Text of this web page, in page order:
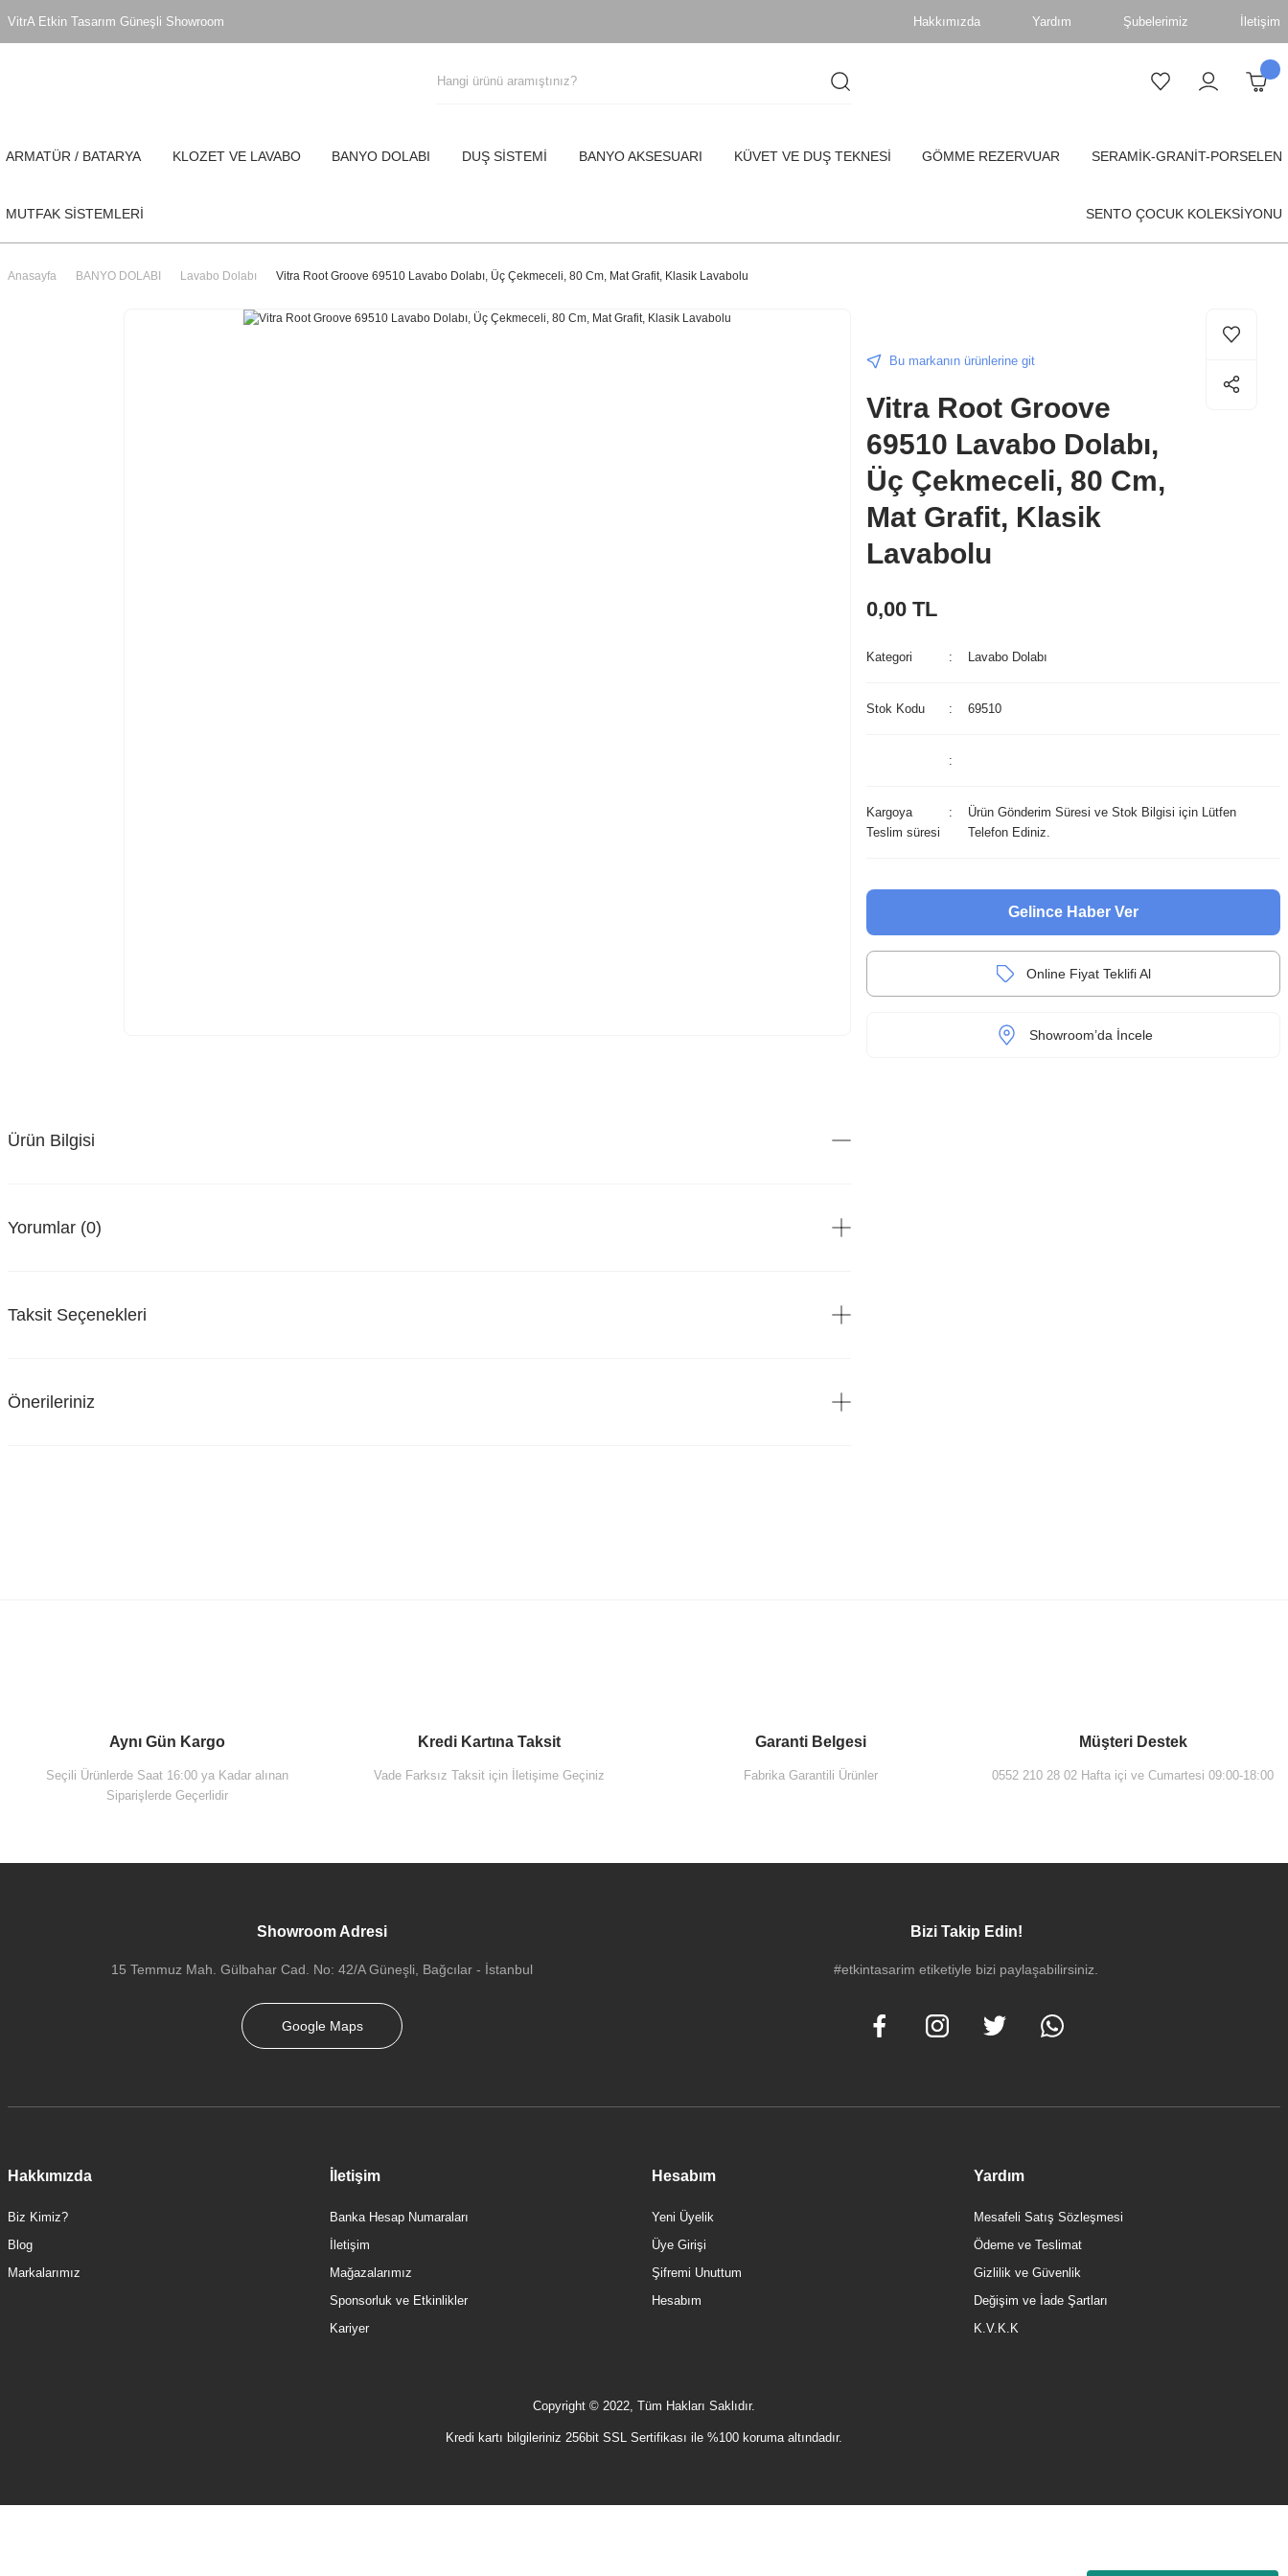
VitrA Etkin Tasarım Güneşli Showroom Hakkımızda Yardım Şubelerimiz İletişim
ARMATÜR / BATARYA KLOZET VE LAVABO BANYO DOLABI DUŞ SİSTEMİ BANYO AKSESUARI KÜVET VE DUŞ TEKNESİ GÖMME REZERVUAR SERAMİK-GRANİT-PORSELEN
MUTFAK SİSTEMLERİ SENTO ÇOCUK KOLEKSİYONU
Anasayfa BANYO DOLABI Lavabo Dolabı Vitra Root Groove 69510 Lavabo Dolabı, Üç Çekmeceli, 80 Cm, Mat Grafit, Klasik Lavabolu
Ürün Bilgisi
Yorumlar (0)
Taksit Seçenekleri
Önerileriniz
Bu markanın ürünlerine git
Vitra Root Groove
69510 Lavabo Dolabı,
Üç Çekmeceli, 80 Cm,
Mat Grafit, Klasik
Lavabolu
0,00 TL
Kategori Lavabo Dolabı
Stok Kodu 69510
Kargoya
Teslim süresi
Ürün Gönderim Süresi ve Stok Bilgisi için Lütfen
Telefon Ediniz.
Gelince Haber Ver
Online Fiyat Teklifi Al
Showroom’da İncele
Aynı Gün Kargo
Seçili Ürünlerde Saat 16:00 ya Kadar alınan
Siparişlerde Geçerlidir
Kredi Kartına Taksit
Vade Farksız Taksit için İletişime Geçiniz
Garanti Belgesi
Fabrika Garantili Ürünler
Müşteri Destek
0552 210 28 02 Hafta içi ve Cumartesi 09:00-18:00
Showroom Adresi
15 Temmuz Mah. Gülbahar Cad. No: 42/A Güneşli, Bağcılar - İstanbul
Google Maps
Bizi Takip Edin!
#etkintasarim etiketiyle bizi paylaşabilirsiniz.
Hakkımızda
Biz Kimiz?
Blog
Markalarımız
İletişim
Banka Hesap Numaraları
İletişim
Mağazalarımız
Sponsorluk ve Etkinlikler
Kariyer
Hesabım
Yeni Üyelik
Üye Girişi
Şifremi Unuttum
Hesabım
Yardım
Mesafeli Satış Sözleşmesi
Ödeme ve Teslimat
Gizlilik ve Güvenlik
Değişim ve İade Şartları
K.V.K.K
Copyright © 2022, Tüm Hakları Saklıdır.
Kredi kartı bilgileriniz 256bit SSL Sertifikası ile %100 koruma altındadır.